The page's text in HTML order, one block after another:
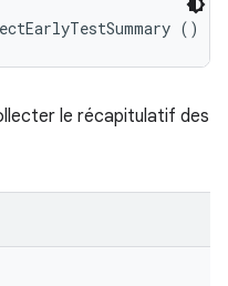
()
le récapitulatif des